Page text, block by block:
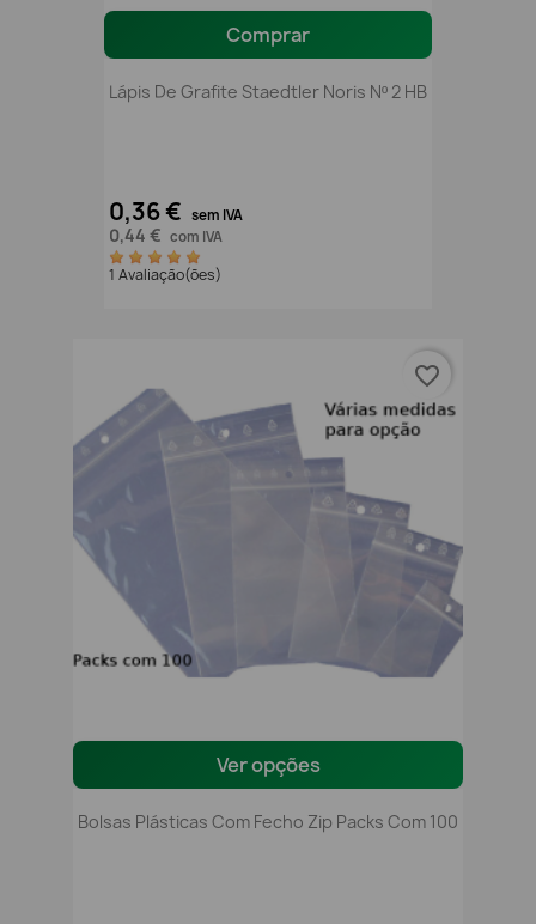
Comprar
Lápis De Grafite Staedtler Noris Nº 2 HB
0,36 € sem IVA
0,44 € com IVA
1 Avaliação(ões)
Ver opções
Bolsas Plásticas Com Fecho Zip Packs Com 100
favorite_border